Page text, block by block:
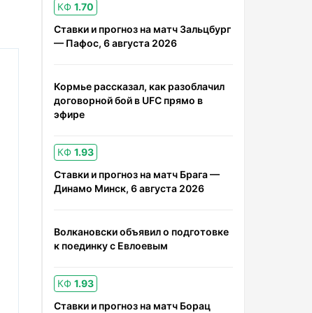
КФ 1.70
Ставки и прогноз на матч Зальцбург
— Пафос, 6 августа 2026
Кормье рассказал, как разоблачил
договорной бой в UFC прямо в
эфире
КФ 1.93
Ставки и прогноз на матч Брага —
Динамо Минск, 6 августа 2026
Волкановски объявил о подготовке
к поединку с Евлоевым
КФ 1.93
Ставки и прогноз на матч Борац